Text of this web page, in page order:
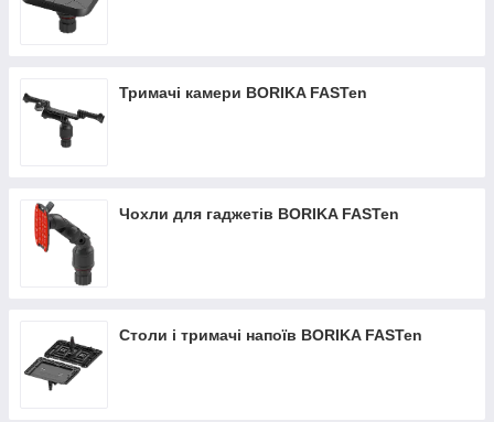
Тримачі камери BORIKA FASTen
Чохли для гаджетів BORIKA FASTen
Столи і тримачі напоїв BORIKA FASTen